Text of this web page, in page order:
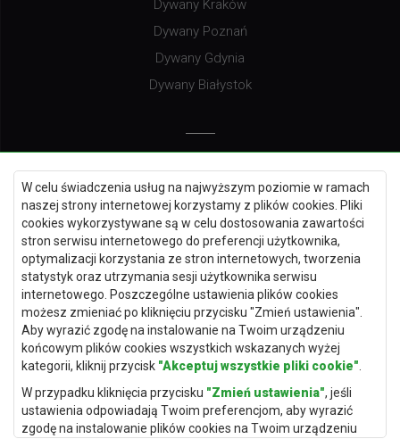
W celu świadczenia usług na najwyższym poziomie w ramach
naszej strony internetowej korzystamy z plików cookies. Pliki
cookies wykorzystywane są w celu dostosowania zawartości
stron serwisu internetowego do preferencji użytkownika,
optymalizacji korzystania ze stron internetowych, tworzenia
statystyk oraz utrzymania sesji użytkownika serwisu
internetowego. Poszczególne ustawienia plików cookies
możesz zmieniać po kliknięciu przycisku "Zmień ustawienia".
Aby wyrazić zgodę na instalowanie na Twoim urządzeniu
końcowym plików cookies wszystkich wskazanych wyżej
kategorii, kliknij przycisk "Akceptuj wszystkie pliki cookie"
W przypadku kliknięcia przycisku "Zmień ustawienia", jeśli
ustawienia odpowiadają Twoim preferencjom, aby wyrazić
zgodę na instalowanie plików cookies na Twoim urządzeniu
Dywany Kraków
Dywany Poznań
Dywany Gdynia
Dywany Białystok
Dywany Gdańsk
Dywany Toruń
Dywany Bydgoszcz
Dywany Łódź
Dywany Katowice
Dywany Częstochowa